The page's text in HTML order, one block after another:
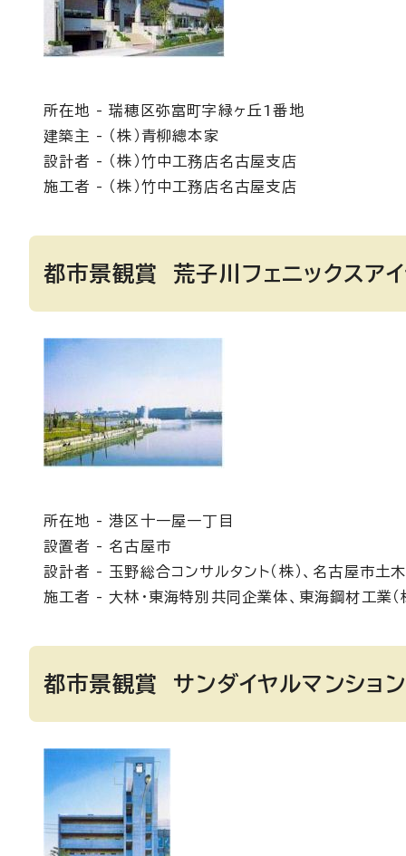
所在地 - 瑞穂区弥富町字緑ヶ丘1番地
建築主 - （株）青柳總本家
設計者 - （株）竹中工務店名古屋支店
施工者 - （株）竹中工務店名古屋支店
都市景観賞 荒子川フェニックスアイ
所在地 - 港区十一屋一丁目
設置者 - 名古屋市
設計者 - 玉野総合コンサルタント（株）、名古屋市土
施工者 - 大林・東海特別共同企業体、東海鋼材工業（
都市景観賞 サンダイヤルマンション